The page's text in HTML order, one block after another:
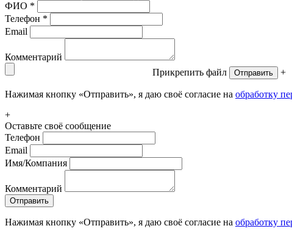
ФИО *
Телефон *
Email
Комментарий
Прикрепить файл
Отправить +
Нажимая кнопку «Отправить», я даю своё согласие на обработку
+
Оставьте своё сообщение
Телефон
Email
Имя/Компания
Комментарий
Отправить
Нажимая кнопку «Отправить», я даю своё согласие на обработку